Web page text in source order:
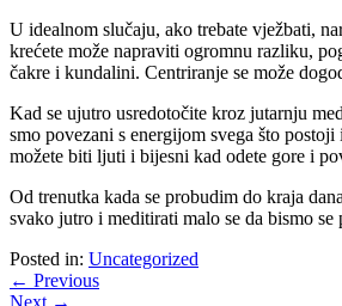
U idealnom slučaju, ako trebate vježbati,
krećete može napraviti ogromnu razliku,
čakre i kundalini. Centriranje se može
Kad se ujutro usredotočite kroz jutarnju
smo povezani s energijom svega što
možete biti ljuti i bijesni kad odete gore i
Od trenutka kada se probudim do kraja
svako jutro i meditirati malo se da bismo
Posted in: Uncategorized
← Previous
Next →